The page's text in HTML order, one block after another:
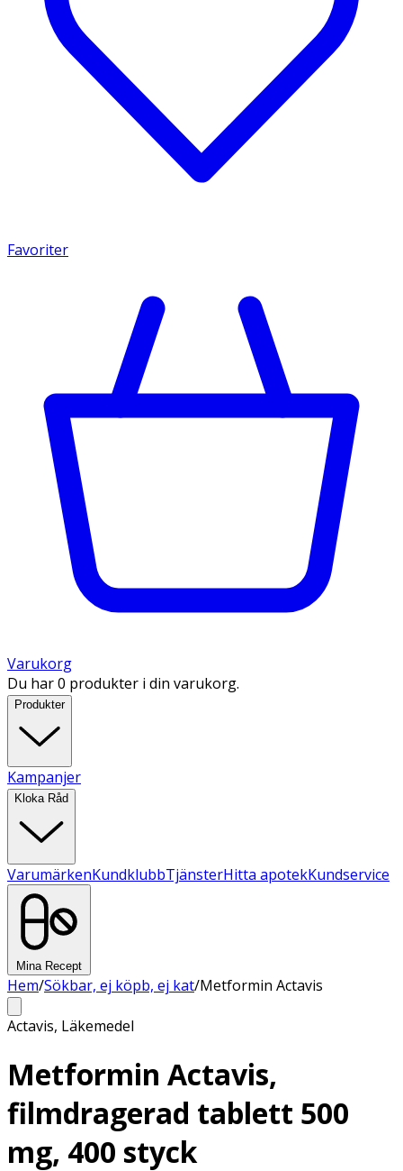
Favoriter
Varukorg
Du har 0 produkter i din varukorg.
Produkter
Kampanjer
Kloka Råd
VarumärkenKundklubbTjänsterHitta apotekKundservice
Mina Recept
Hem/Sökbar, ej köpb, ej kat/Metformin Actavis
Actavis, Läkemedel
Metformin Actavis,
filmdragerad tablett 500
mg, 400 styck